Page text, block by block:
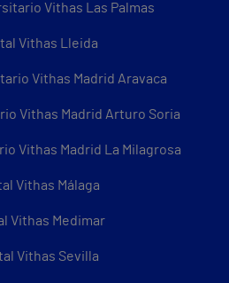
Vithas Las Palmas
Vithas Lleida
Vithas Madrid Aravaca
Vithas Madrid Arturo Soria
Vithas Madrid La Milagrosa
Vithas Málaga
Vithas Medimar
Vithas Sevilla